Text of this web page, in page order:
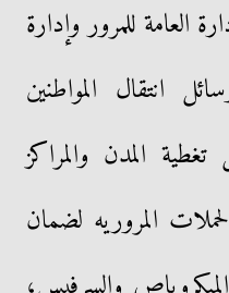
العامة للمرور وإدارة
انتقال المواطنين
المدن والمراكز
المروريه لضمان